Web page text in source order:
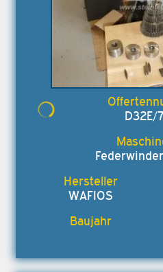
D32E/
WAFIOS